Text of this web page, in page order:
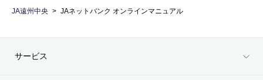
JA遠州中央 JAネットバンク オンラインマニュアル
サービス